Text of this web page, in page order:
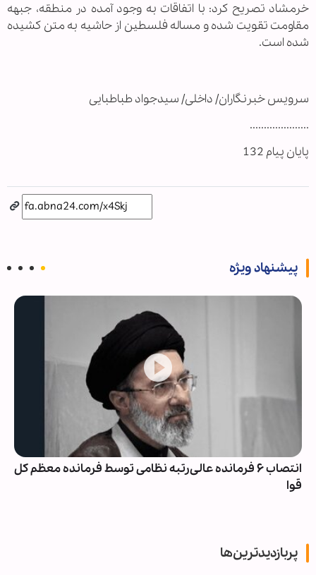
خرمشاد تصريح كرد: با اتفاقات به وجود آمده در منطقه، جبهه
مقاومت تقويت شده و مساله فلسطين از حاشيه به متن كشيده
شده است.
سرویس خبرنگاران/ داخلی/ سیدجواد طباطبایی
.....................
پایان پیام 132
پیشنهاد ویژه
انتصاب ۶ فرمانده عالی‌رتبه نظامی توسط فرمانده معظم کل
قوا
پربازدیدترین‌ها